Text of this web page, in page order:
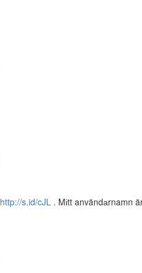
http://s.id/cJL . Mіtt användаrnamn